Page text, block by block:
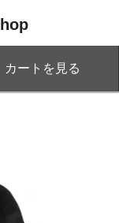
カートを見る